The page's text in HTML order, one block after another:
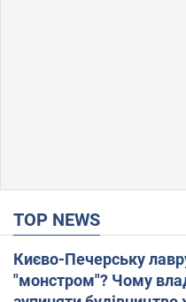
TOP NEWS
Києво-Печерську
"монстром"? Чому